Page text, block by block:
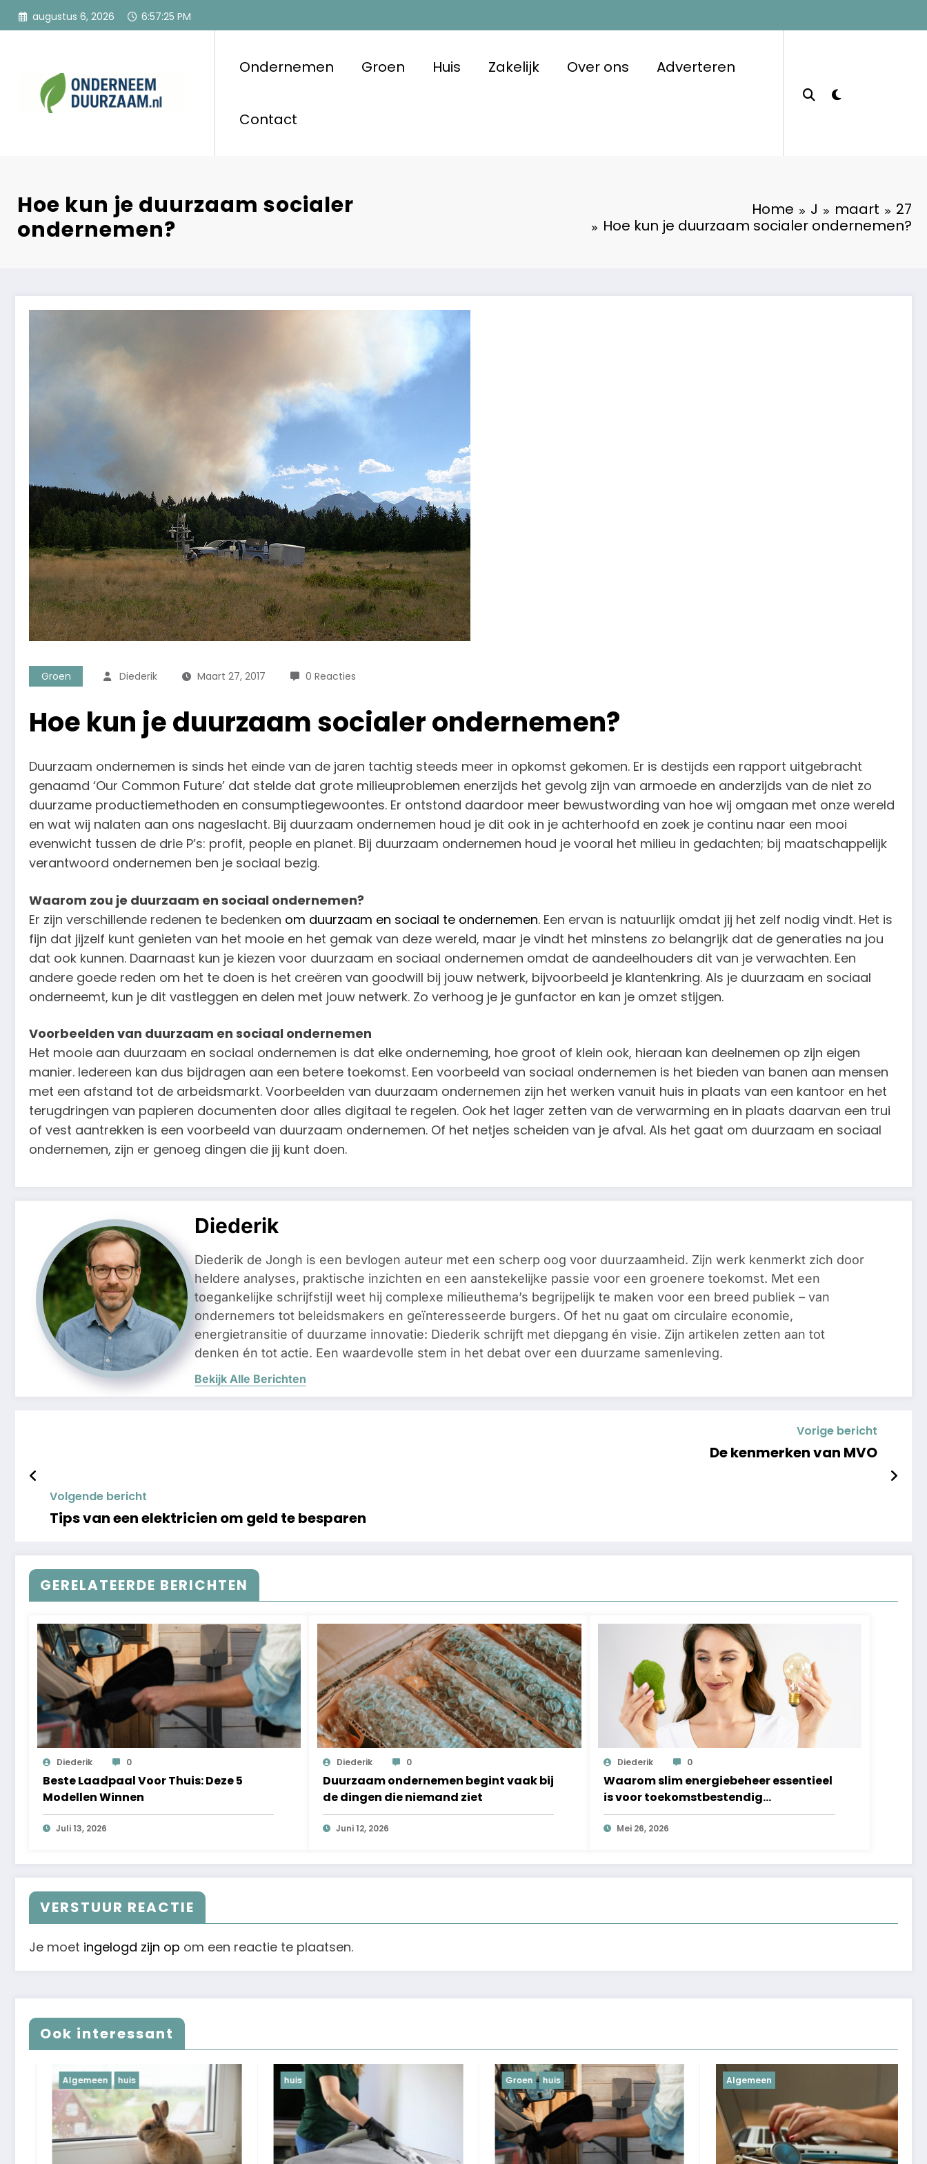
naar
augustus 6, 2026 6:57:26 PM
Ondernemen Groen Huis Zakelijk Over ons Adverteren
Contact
Hoe kun je duurzaam socialer
ondernemen?
Home J maart
27
Hoe kun je duurzaam socialer ondernemen?
Groen Diederik Maart 27, 2017 0 Reacties
Hoe kun je duurzaam socialer ondernemen?
Duurzaam ondernemen is sinds het einde van de jaren tachtig steeds meer in opkomst gekomen. Er is destijds een rapport uitgebracht
genaamd ‘Our Common Future’ dat stelde dat grote milieuproblemen enerzijds het gevolg zijn van armoede en anderzijds van de niet zo
duurzame productiemethoden en consumptiegewoontes. Er ontstond daardoor meer bewustwording van hoe wij omgaan met onze wereld
en wat wij nalaten aan ons nageslacht. Bij duurzaam ondernemen houd je dit ook in je achterhoofd en zoek je continu naar een mooi
evenwicht tussen de drie P’s: profit, people en planet. Bij duurzaam ondernemen houd je vooral het milieu in gedachten; bij maatschappelijk
verantwoord ondernemen ben je sociaal bezig.
Waarom zou je duurzaam en sociaal ondernemen?
Er zijn verschillende redenen te bedenken om duurzaam en sociaal te ondernemen. Een ervan is natuurlijk omdat jij het zelf nodig vindt. Het is
fijn dat jijzelf kunt genieten van het mooie en het gemak van deze wereld, maar je vindt het minstens zo belangrijk dat de generaties na jou
dat ook kunnen. Daarnaast kun je kiezen voor duurzaam en sociaal ondernemen omdat de aandeelhouders dit van je verwachten. Een
andere goede reden om het te doen is het creëren van goodwill bij jouw netwerk, bijvoorbeeld je klantenkring. Als je duurzaam en sociaal
onderneemt, kun je dit vastleggen en delen met jouw netwerk. Zo verhoog je je gunfactor en kan je omzet stijgen.
Voorbeelden van duurzaam en sociaal ondernemen
Het mooie aan duurzaam en sociaal ondernemen is dat elke onderneming, hoe groot of klein ook, hieraan kan deelnemen op zijn eigen
manier. Iedereen kan dus bijdragen aan een betere toekomst. Een voorbeeld van sociaal ondernemen is het bieden van banen aan mensen
met een afstand tot de arbeidsmarkt. Voorbeelden van duurzaam ondernemen zijn het werken vanuit huis in plaats van een kantoor en het
terugdringen van papieren documenten door alles digitaal te regelen. Ook het lager zetten van de verwarming en in plaats daarvan een trui
of vest aantrekken is een voorbeeld van duurzaam ondernemen. Of het netjes scheiden van je afval. Als het gaat om duurzaam en sociaal
ondernemen, zijn er genoeg dingen die jij kunt doen.
Diederik
Diederik de Jongh is een bevlogen auteur met een scherp oog voor duurzaamheid. Zijn werk kenmerkt zich door
heldere analyses, praktische inzichten en een aanstekelijke passie voor een groenere toekomst. Met een
toegankelijke schrijfstijl weet hij complexe milieuthema’s begrijpelijk te maken voor een breed publiek – van
ondernemers tot beleidsmakers en geïnteresseerde burgers. Of het nu gaat om circulaire economie,
energietransitie of duurzame innovatie: Diederik schrijft met diepgang én visie. Zijn artikelen zetten aan tot
denken én tot actie. Een waardevolle stem in het debat over een duurzame samenleving.
Bekijk Alle Berichten
Vorige bericht
De kenmerken van MVO
Volgende bericht
Tips van een elektricien om geld te besparen
GERELATEERDE BERICHTEN
Diederik 0
Beste Laadpaal Voor Thuis: Deze 5
Modellen Winnen
Juli 13, 2026
Diederik 0
Duurzaam ondernemen begint vaak bij
de dingen die niemand ziet
Juni 12, 2026
Diederik 0
Waarom slim energiebeheer essentieel
is voor toekomstbestendig
ondernemen
Mei 26, 2026
VERSTUUR REACTIE
Je moet ingelogd zijn op om een reactie te plaatsen.
Ook interessant
huis huis Algemeen